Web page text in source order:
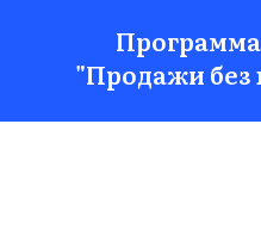
"Продажи без